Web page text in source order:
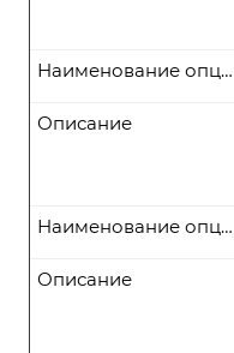
Наименование опции
Описание
Наименование опции
Описание